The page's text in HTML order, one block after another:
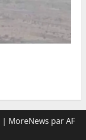
| MoreNews par AF